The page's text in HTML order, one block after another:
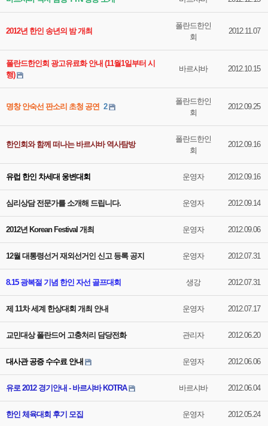
2012년 한인 송년의 밤 개최
폴란드한인
회
2012.11.07
폴란드한인회 광고유료화 안내 (11월1일부터 시
행)
바르샤바 2012.10.15
명창 안숙선 판소리 초청 공연 2
폴란드한인
회
2012.09.25
한인회와 함께 떠나는 바르샤바 역사탐방
폴란드한인
회
2012.09.16
유럽 한인 차세대 웅변대회 운영자 2012.09.16
심리상담 전문가를 소개해 드립니다. 운영자 2012.09.14
2012년 Korean Festival 개최 운영자 2012.09.06
12월 대통령선거 재외선거인 신고 등록 공지 운영자 2012.07.31
8.15 광복절 기념 한인 자선 골프대회 생강 2012.07.31
제 11차 세계 한상대회 개최 안내 운영자 2012.07.17
교민대상 폴란드어 고충처리 담당전화 관리자 2012.06.20
대사관 공증 수수료 안내 운영자 2012.06.06
유로 2012 경기안내 - 바르샤바 KOTRA 바르샤바 2012.06.04
한인 체육대회 후기 모집 운영자 2012.05.24